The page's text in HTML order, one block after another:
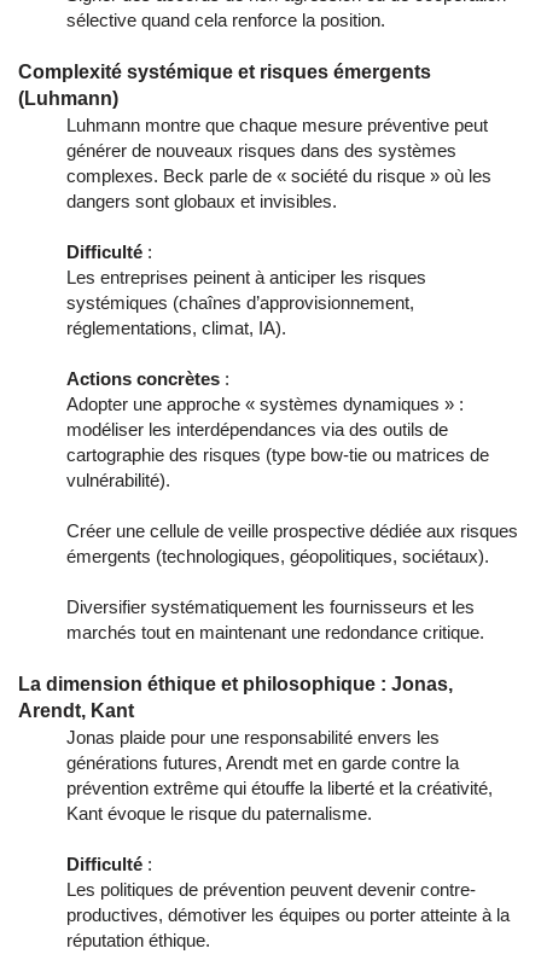
sélective quand cela renforce la position.
Complexité systémique et risques émergents
(Luhmann)
Luhmann montre que chaque mesure préventive peut
générer de nouveaux risques dans des systèmes
complexes. Beck parle de « société du risque » où les
dangers sont globaux et invisibles.
Difficulté :
Les entreprises peinent à anticiper les risques
systémiques (chaînes d’approvisionnement,
réglementations, climat, IA).
Actions concrètes :
Adopter une approche « systèmes dynamiques » :
modéliser les interdépendances via des outils de
cartographie des risques (type bow-tie ou matrices de
vulnérabilité).
Créer une cellule de veille prospective dédiée aux risques
émergents (technologiques, géopolitiques, sociétaux).
Diversifier systématiquement les fournisseurs et les
marchés tout en maintenant une redondance critique.
La dimension éthique et philosophique : Jonas,
Arendt, Kant
Jonas plaide pour une responsabilité envers les
générations futures, Arendt met en garde contre la
prévention extrême qui étouffe la liberté et la créativité,
Kant évoque le risque du paternalisme.
Difficulté :
Les politiques de prévention peuvent devenir contre-
productives, démotiver les équipes ou porter atteinte à la
réputation éthique.